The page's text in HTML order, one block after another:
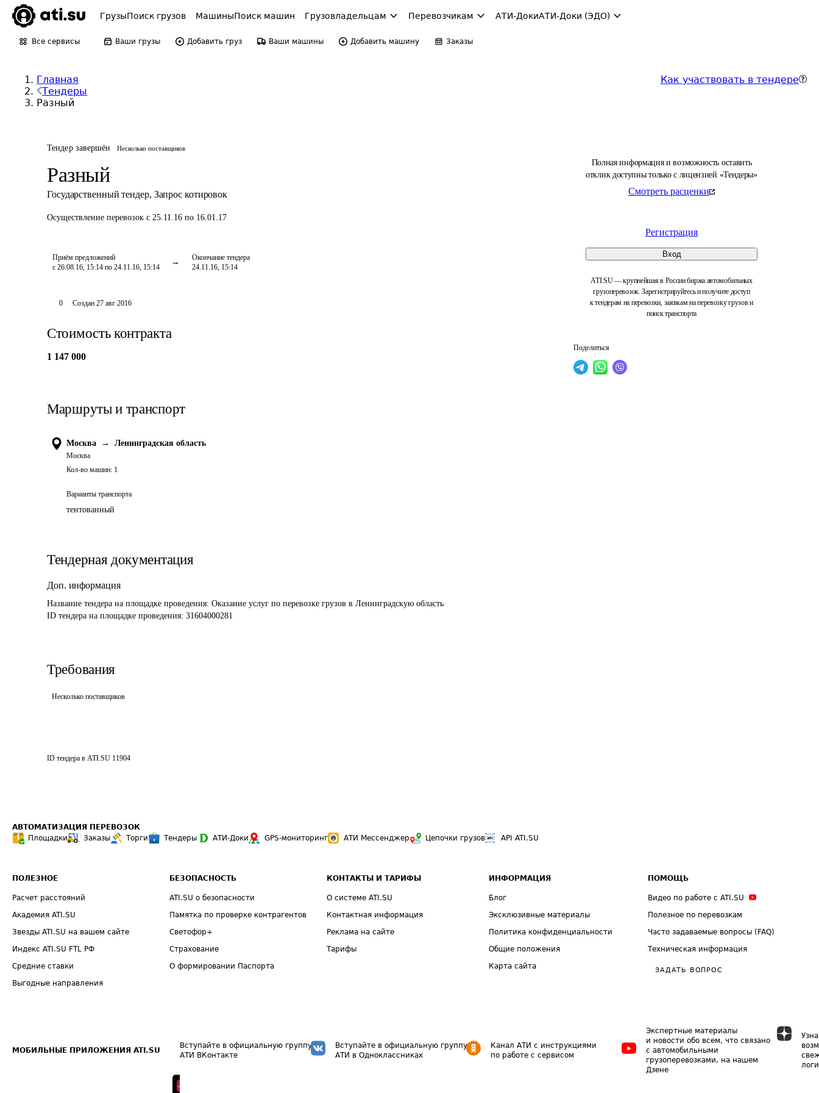
ГрузыПоиск грузов МашиныПоиск машин Грузовладельцам Перевозчикам АТИ-ДокиАТИ-Доки (ЭДО)
Все сервисы Ваши грузы Добавить груз Ваши машины Добавить машину Заказы
Главная
Тендеры
Разный
Как участвовать в тендере
Тендер завершён Несколько поставщиков
Разный
Государственный тендер, Запрос котировок
Осуществление перевозок с 25.11.16 по 16.01.17
Приём предложений
с 26.08.16, 15:14 по 24.11.16, 15:14
Окончание тендера
24.11.16, 15:14
Полная информация и возможность оставить
отклик доступны только с лицензией «Тендеры»
Смотреть расценки
Регистрация
Вход
ATI.SU — крупнейшая в России биржа автомобильных
грузоперевозок. Зарегистрируйтесь и получите доступ
к тендерам на перевозки, заявкам на перевозку грузов и
поиск транспорта
Поделиться
0 Создан 27 авг 2016
Стоимость контракта
1 147 000
Маршруты и транспорт
Москва →
Москва
Ленинградская область
Кол-во машин: 1
Варианты транспорта
тентованный
Тендерная документация
Доп. информация
Название тендера на площадке проведения: Оказание услуг по перевозке грузов в Ленинградскую область
ID тендера на площадке проведения: 31604000281
Требования
Несколько поставщиков
ID тендера в ATI.SU 11904
АВТОМАТИЗАЦИЯ ПЕРЕВОЗОК
Площадки
Заказы Торги Тендеры АТИ-Доки GPS-мониторинг АТИ Мессенджер Цепочки грузов API ATI.SU
ПОЛЕЗНОЕ
Расчет расстояний
Академия ATI.SU
Звезды ATI.SU на вашем сайте
Индекс ATI.SU FTL РФ
Средние ставки
Выгодные направления
БЕЗОПАСНОСТЬ
ATI.SU о безопасности
Памятка по проверке контрагентов
Светофор+
Страхование
О формировании Паспорта
КОНТАКТЫ И ТАРИФЫ
О системе ATI.SU
Контактная информация
Реклама на сайте
Тарифы
ИНФОРМАЦИЯ
Блог
Эксклюзивные материалы
Политика конфиденциальности
Общие положения
Карта сайта
ПОМОЩЬ
Видео по работе с ATI.SU
Полезное по перевозкам
Часто задаваемые вопросы (FAQ)
Техническая информация
ЗАДАТЬ ВОПРОС
МОБИЛЬНЫЕ ПРИЛОЖЕНИЯ ATI.SU
Вступайте в официальную группу
АТИ ВКонтакте
Вступайте в официальную группу
АТИ в Одноклассниках
Канал АТИ с инструкциями
по работе с сервисом
Экспертные материалы
и новости обо всем, что связано
с автомобильными
грузоперевозками, на нашем
Дзене